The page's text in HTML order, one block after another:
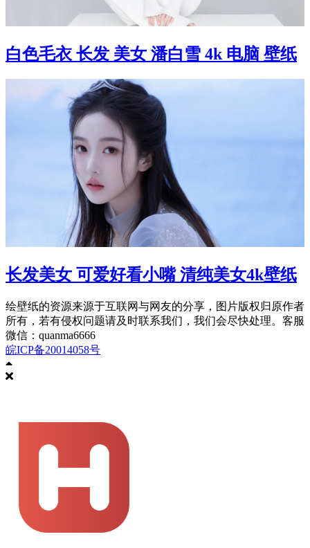
白色毛衣 长发 美女 潘白雪 4k 电脑 壁纸
长发美女 可爱好看小嘴 清纯美女4k壁纸
绘壁纸的资源来源于互联网与网友的分享，图片版权归原作者
所有，若有侵权问题请及时联系我们，我们会尽快处理。客服
微信：quanma6666
皖ICP备20014058号